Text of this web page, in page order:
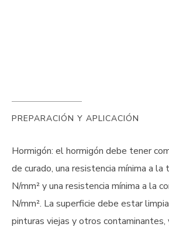
PREPARACIÓN Y APLICACIÓN
Hormigón: el hormigón debe tener
de curado, una resistencia mínima a la
N/mm² y una resistencia mínima a la
N/mm². La superficie debe estar
pinturas viejas y otros contaminantes,